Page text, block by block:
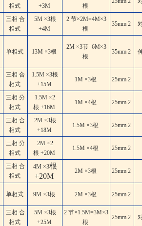
相式
+3M
根
三相 合
相式
5M ×3根
+4M
2 节×2M=4M×3
根
35mm 2
单相式 13M ×3根
2M ×3节=6M×3
根
35mm 2
三相 合
相式
1.5M ×3根
+15M
1M ×3根 25mm 2
三相 分
相式
1.5M ×2
根 +16M
1M ×4根 25mm 2
三相 合
相式
2M ×3根
+18M
1.5M ×3根 25mm 2
三相 分
相式
2M ×2
根 +20M
1.5M ×4根 25mm 2
三相 合
相式
4M ×3根
+20M
2M ×3根 25mm 2
单相式 9M ×3根 2M ×3根 25mm 2
三相 合
相式
5M ×3根
+25M
2 节×1.5M=3M×3
根
25mm 2